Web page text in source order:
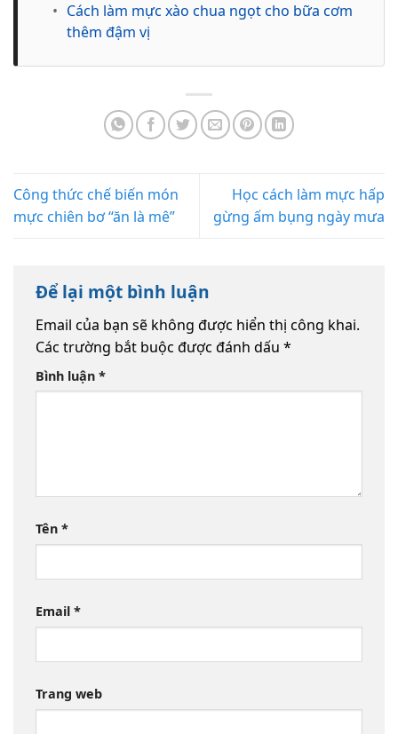
• Cách làm mực xào chua ngọt cho bữa cơm
thêm đậm vị
Công thức chế biến món
mực chiên bơ “ăn là mê”
Học cách làm mực hấp
gừng ấm bụng ngày mưa
Để lại một bình luận
Email của bạn sẽ không được hiển thị công khai.
Các trường bắt buộc được đánh dấu *
Bình luận *
Tên *
Email *
Trang web